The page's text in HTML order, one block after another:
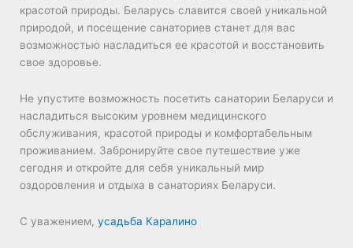
красотой природы. Беларусь славится своей уникальной
природой, и посещение санаториев станет для вас
возможностью насладиться ее красотой и восстановить
свое здоровье.
Не упустите возможность посетить санатории Беларуси и
насладиться высоким уровнем медицинского
обслуживания, красотой природы и комфортабельным
проживанием. Забронируйте свое путешествие уже
сегодня и откройте для себя уникальный мир
оздоровления и отдыха в санаториях Беларуси.
С уважением, усадьба Каралино